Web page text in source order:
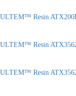
ULTEM™ Resin
ULTEM™ Resin
ULTEM™ Resin